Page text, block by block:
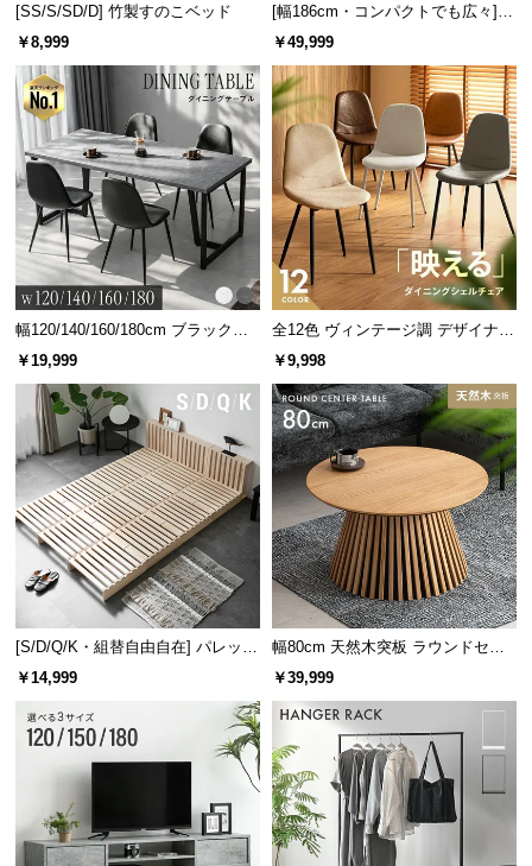
よい厚みを生み出します。
芝丈 38㎜
芝丈+3㎜でボリュームもアップ!
葉が抜けにくい、高耐久な2層構造
2層構造で芝葉を固定。葉の抜けにくい、高耐久な人
工芝に仕上げました。
[SS/S/SD/D] 竹製すのこベッド
￥8,999
[幅186cm・コンパクトでも広々] 3
人掛けソファベッド リクライニン
￥49,999
幅120/140/160/180cm ブラックフ
レーム ダイニング 大理石調 4人掛
￥19,999
全12色 ヴィンテージ調 デザイナー
ズシェルチェア
￥9,998
[S/D/Q/K・組替自由自在] パレット
ベッド 8/12/16枚セット
￥14,999
幅80cm 天然木突板 ラウンドセン
ターテーブル 美しい格子デザイン
￥39,999